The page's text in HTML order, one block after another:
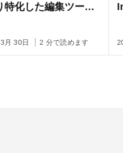
特化した編集ツール
月 30日 2 分で読めます